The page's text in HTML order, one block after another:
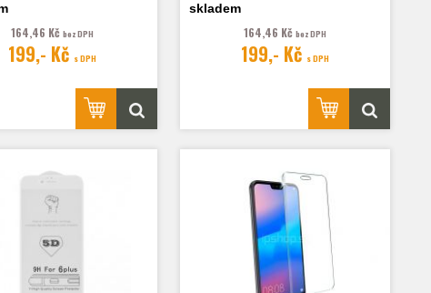
jsou ilustrační.
164,46 Kč bez DPH
199,- Kč s DPH
Fotografie jsou ilustrační.
skladem
164,46 Kč bez DPH
199,- Kč s DPH